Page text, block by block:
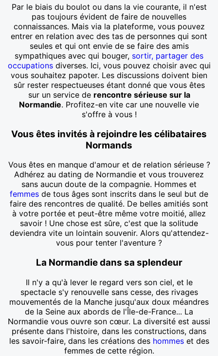
Par le biais du boulot ou dans la vie courante, il n'est
pas toujours évident de faire de nouvelles
connaissances. Mais via la plateforme, vous pouvez
entrer en relation avec des tas de personnes qui sont
seules et qui ont envie de se faire des amis
sympathiques avec qui bouger, sortir, partager des
occupationsdiverses. Ici, vous pouvez choisir avec qui
vous souhaitez papoter. Les discussions doivent bien
sûr rester respectueuses étant donné que vous êtes
sur un service de rencontre sérieuse sur la
Normandie. Profitez-en vite car une nouvelle vie
s'offre à vous !
Vous êtes invités à rejoindre les célibataires
Normands
Vous êtes en manque d'amour et de relation sérieuse ?
Adhérez au dating de Normandie et vous trouverez
sans aucun doute de la compagnie. Hommes et
femmes de tous âges sont inscrits dans le seul but de
faire des rencontres de qualité. De belles amitiés sont
à votre portée et peut-être même votre moitié, allez
savoir ! Une chose est sûre, c'est que la solitude
deviendra vite un lointain souvenir. Alors qu'attendez-
vous pour tenter l'aventure ?
La Normandie dans sa splendeur
Il n'y a qu'à lever le regard vers son ciel, et le
spectacle s'y renouvelle sans cesse, des rivages
mouvementés de la Manche jusqu'aux doux méandres
de la Seine aux abords de l'Île-de-France... La
Normandie vous ouvre son cœur. La diversité est aussi
présente dans l'histoire, dans les constructions, dans
les savoir-faire, dans les créations des hommeset des
femmes de cette région.